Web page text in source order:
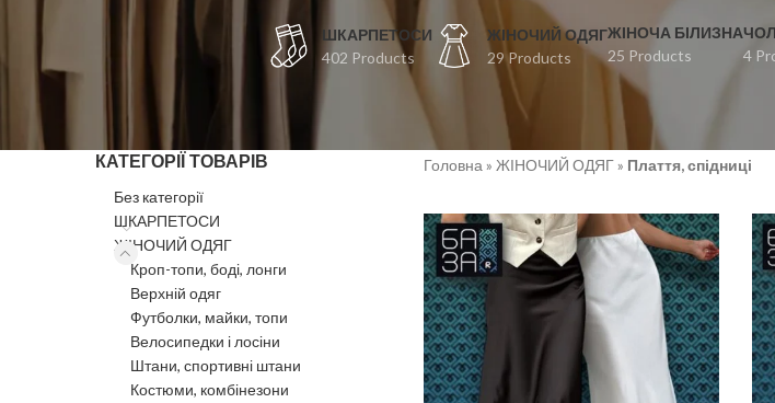
ШКАРПЕТОСИ
402 Products
ЖІНОЧИЙ ОДЯГ
29 Products
ЖІНОЧА БІЛИЗНА
25 Products
4
КАТЕГОРІЇ ТОВАРІВ
Без категорії
ШКАРПЕТОСИ
ЖІНОЧИЙ ОДЯГ
Кроп-топи, боді, лонги
Верхній одяг
Футболки, майки, топи
Велосипедки і лосіни
Штани, спортивні штани
Костюми, комбінезони
Головна » ЖІНОЧИЙ ОДЯГ» Плаття, спідниці